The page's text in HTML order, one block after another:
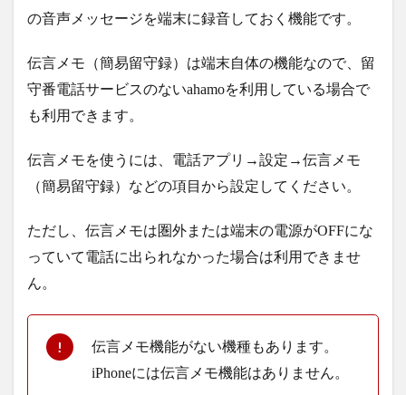
の音声メッセージを端末に録音しておく機能です。
伝言メモ（簡易留守録）は端末自体の機能なので、留
守番電話サービスのないahamoを利用している場合で
も利用できます。
伝言メモを使うには、電話アプリ→設定→伝言メモ
（簡易留守録）などの項目から設定してください。
ただし、伝言メモは圏外または端末の電源がOFFにな
っていて電話に出られなかった場合は利用できませ
ん。
伝言メモ機能がない機種もあります。
iPhoneには伝言メモ機能はありません。